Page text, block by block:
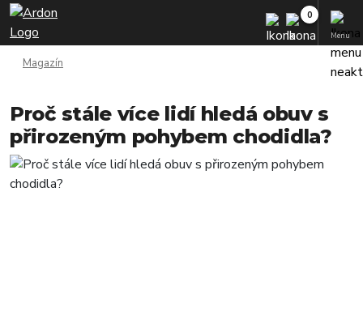
Menu
Magazín
Proč stále více lidí hledá obuv s
přirozeným pohybem chodidla?